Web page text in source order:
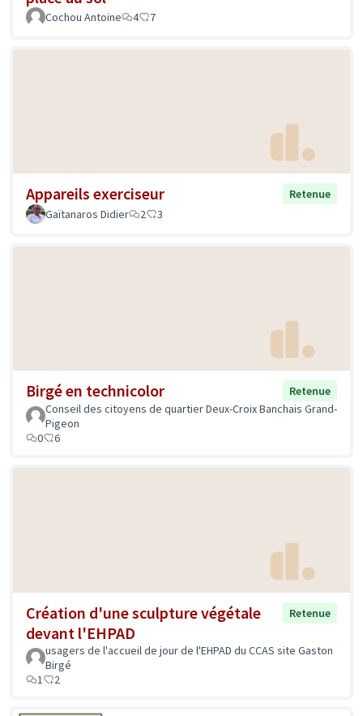
Cochou Antoine 4 7
Appareils exerciseur
Retenue
Gaïtanaros Didier
2 3
Birgé en technicolor
Retenue
Conseil des citoyens de quartier Deux-Croix Banchais Grand-
Pigeon
0
6
Création d'une sculpture végétale
devant l'EHPAD
Retenue
usagers de l'accueil de jour de l'EHPAD du CCAS site Gaston
Birgé
1
2